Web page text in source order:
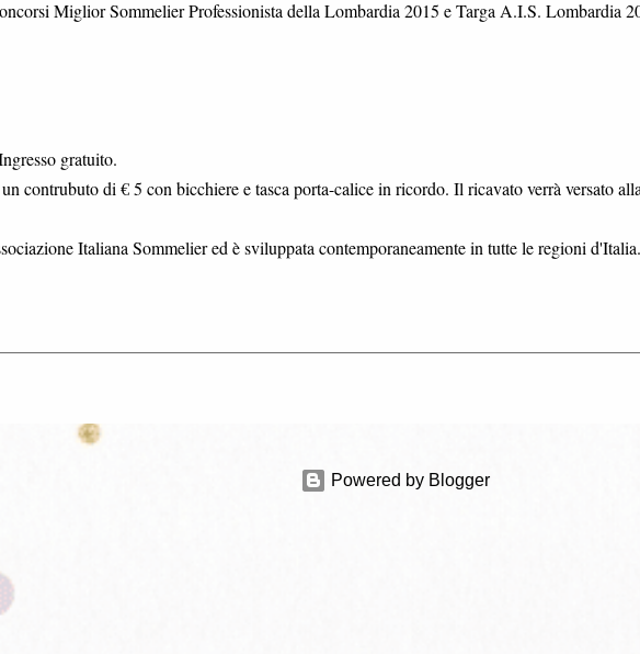
Miglior Sommelier Professionista della Lombardia 2015 e Targa A.I.S. Lombardia
gratuito.
contrubuto di € 5 con bicchiere e tasca porta-calice in ricordo. Il ricavato verrà versato
Italiana Sommelier ed è sviluppata contemporaneamente in tutte le regioni d'Italia.
Powered by Blogger